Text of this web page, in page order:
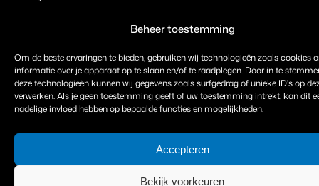
Beheer toestemming
Om de beste ervaringen te bieden, gebruiken wij technologieën zoals cookies
informatie over je apparaat op te slaan en/of te raadplegen. Door in te
deze technologieën kunnen wij gegevens zoals surfgedrag of unieke ID's op
verwerken. Als je geen toestemming geeft of uw toestemming intrekt, kan dit
nadelige invloed hebben op bepaalde functies en mogelijkheden.
Accepteren
Bekijk voorkeuren
Contact
Diensten
Design / Advies / Ontwerp